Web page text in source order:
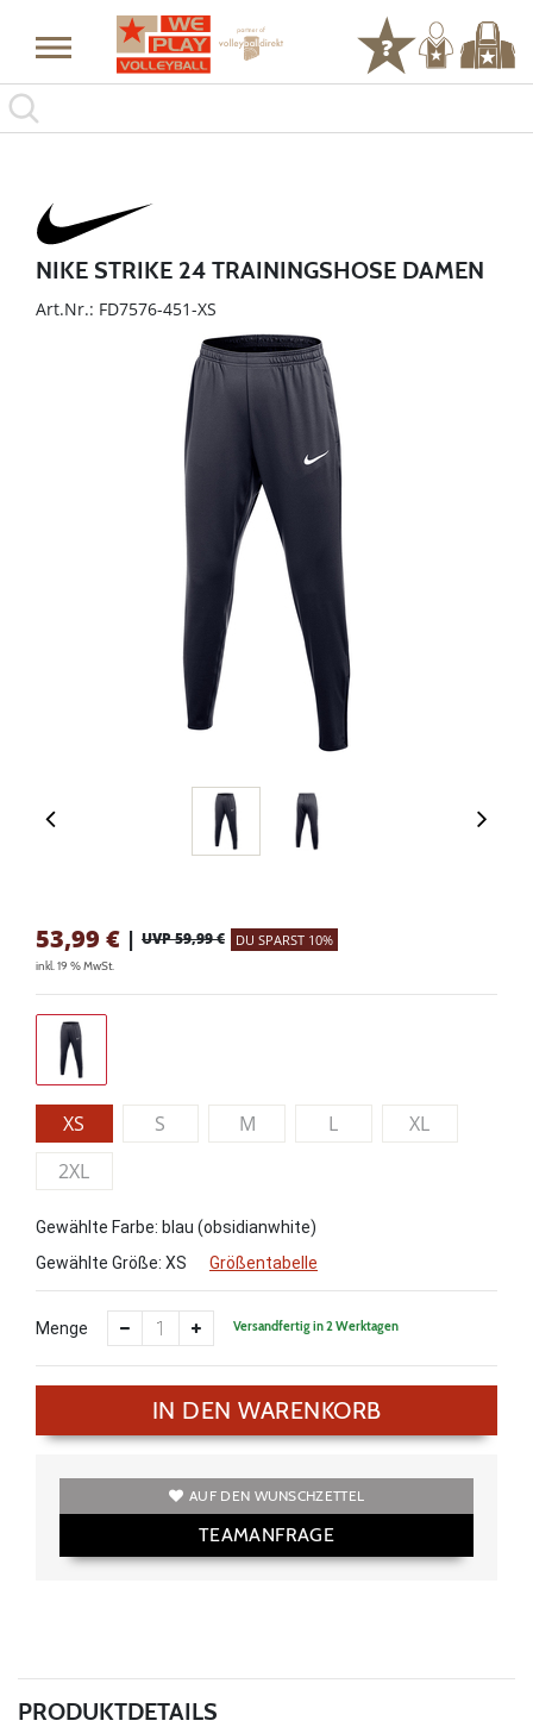
NIKE STRIKE 24 TRAININGSHOSE DAMEN
Art.Nr.: FD7576-451-XS
53,99 € | UVP 59,99 € DU SPARST 10%
inkl. 19 % MwSt.
XS S M L
XL
2XL
Gewählte Farbe: blau (obsidianwhite)
Gewählte Größe: XS Größentabelle
Menge Versandfertig in 2 Werktagen
IN DEN WARENKORB
AUF DEN WUNSCHZETTEL
TEAMANFRAGE
PRODUKTDETAILS